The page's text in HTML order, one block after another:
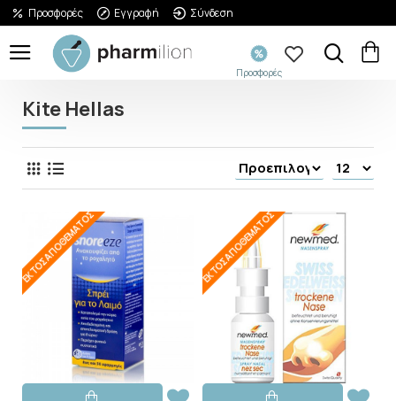
Προσφορές Εγγραφή Σύνδεση
Προσφορές
Kite Hellas
ΕΚΤΌΣ ΑΠΟΘΈΜΑΤΟΣ ΕΚΤΌΣ ΑΠΟΘΈΜΑΤΟΣ